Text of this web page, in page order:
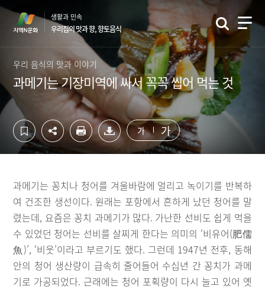
컨
영
로
가
하
역
가
기
생활과 민속
우리집의 맛과 향, 향토음식
우리 음식의 맛과 이야기
과메기는 기장미역에 싸서 꼭꼭 씹어 먹는 것
가 가
과메기는 꽁치나 청어를 겨울바람에 얼리고 녹이기를 반복하
여 건조한 생선이다. 원래는 포항에서 흔하게 났던 청어를 말
렸는데, 요즘은 꽁치 과메기가 많다. 가난한 선비도 쉽게 먹을
수 있었던 청어는 선비를 살찌게 한다는 의미의 ‘비유어(肥儒
魚)’, ‘비웃’이라고 부르기도 했다. 그런데 1947년 전후, 동해
안의 청어 생산량이 급속히 줄어들어 수십년 간 꽁치가 과메
기로 가공되었다. 근래에는 청어 포획량이 다시 늘고 있어 옛